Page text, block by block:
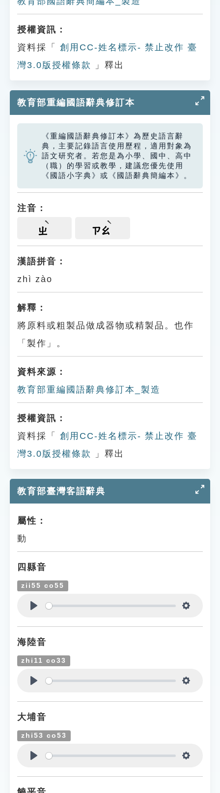
授權資訊：
資料採「
創用CC-姓名標示- 禁止改作 臺
灣3.0版授權條款
」釋出
教育部重編國語辭典修訂本
《重編國語辭典修訂本》為歷史語言辭
典，主要記錄語言使用歷程，適用對象為
語文研究者。若您是為小學、國中、高中
（職）的學習或教學，建議您優先使用
《國語小字典》或《國語辭典簡編本》。
注音：
ㄓ ㄗㄠ
漢語拼音：
zhì zào
解釋：
將原料或粗製品做成器物或精製品。也作
「製作」。
資料來源：
教育部重編國語辭典修訂本_製造
授權資訊：
資料採「
創用CC-姓名標示- 禁止改作 臺
灣3.0版授權條款
」釋出
教育部臺灣客語辭典
屬性：
動
四縣音
zii55 co55
海陸音
zhi11 co33
大埔音
zhi53 co53